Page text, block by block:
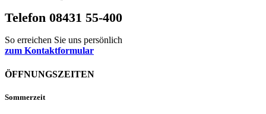
Telefon 08431 55-400
So erreichen Sie uns persönlich
zum Kontaktformular
ÖFFNUNGSZEITEN
Sommerzeit